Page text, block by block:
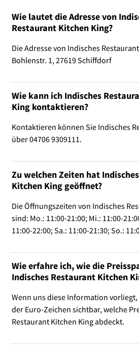
Wie lautet die Adresse von
Restaurant Kitchen King?
Die Adresse von Indisches
Bohlenstr. 1, 27619 Schiffdorf
Wie kann ich Indisches
King kontaktieren?
Kontaktieren können Sie Indisches
über 04706 9309111.
Zu welchen Zeiten hat
Kitchen King geöffnet?
Die Öffnungszeiten von Indisches
sind: Mo.: 11:00-21:00; Mi.: 11:00-
11:00-22:00; Sa.: 11:00-21:30; So.:
Wie erfahre ich, wie die
Indisches Restaurant Kitchen
Wenn uns diese Information
der Euro-Zeichen sichtbar, welche
Restaurant Kitchen King abdeckt.